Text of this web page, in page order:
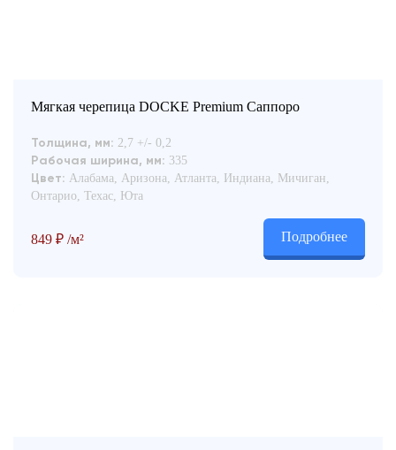
Мягкая черепица DOCKE Premium Саппоро
Толщина, мм: 2,7 +/- 0,2
Рабочая ширина, мм: 335
Цвет: Алабама, Аризона, Атланта, Индиана, Мичиган,
Онтарио, Техас, Юта
849 ₽ /м² Подробнее